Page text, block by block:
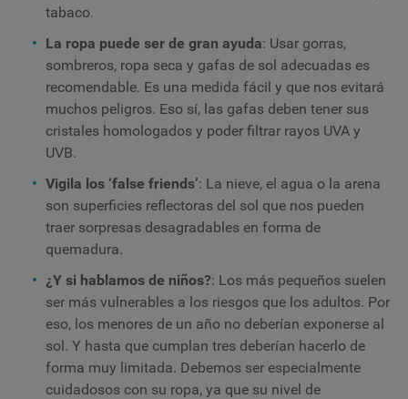
tabaco.
La ropa puede ser de gran ayuda: Usar gorras,
sombreros, ropa seca y gafas de sol adecuadas es
recomendable. Es una medida fácil y que nos evitará
muchos peligros. Eso sí, las gafas deben tener sus
cristales homologados y poder filtrar rayos UVA y
UVB.
Vigila los ‘false friends’: La nieve, el agua o la arena
son superficies reflectoras del sol que nos pueden
traer sorpresas desagradables en forma de
quemadura.
¿Y si hablamos de niños?: Los más pequeños suelen
ser más vulnerables a los riesgos que los adultos. Por
eso, los menores de un año no deberían exponerse al
sol. Y hasta que cumplan tres deberían hacerlo de
forma muy limitada. Debemos ser especialmente
cuidadosos con su ropa, ya que su nivel de